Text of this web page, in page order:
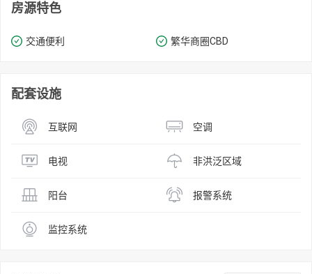
房源特色
交通便利 繁华商圈​​CBD
配套设施
互联网 空调
电视 非洪泛区域
阳台 报警系统
监控系统